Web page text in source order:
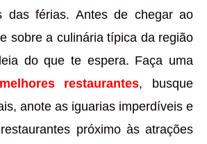
das férias. Antes de chegar ao
sobre a culinária típica da região
do que te espera. Faça uma
melhores restaurantes, busque
anote as iguarias imperdíveis e
próximo às atrações